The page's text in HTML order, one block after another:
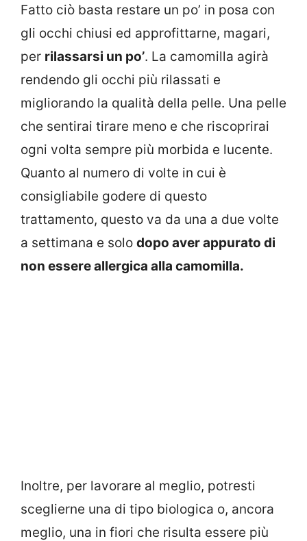
Fatto ciò basta restare un po’ in posa con
gli occhi chiusi ed approfittarne, magari,
per rilassarsi un po’. La camomilla agirà
rendendo gli occhi più rilassati e
migliorando la qualità della pelle. Una pelle
che sentirai tirare meno e che riscoprirai
ogni volta sempre più morbida e lucente.
Quanto al numero di volte in cui è
consigliabile godere di questo
trattamento, questo va da una a due volte
a settimana e solo dopo aver appurato di
non essere allergica alla camomilla.
Inoltre, per lavorare al meglio, potresti
sceglierne una di tipo biologica o, ancora
meglio, una in fiori che risulta essere più